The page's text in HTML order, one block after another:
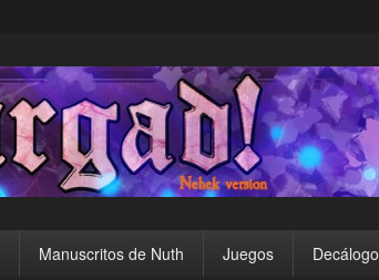
Manuscritos de Nuth Juegos Decálogo